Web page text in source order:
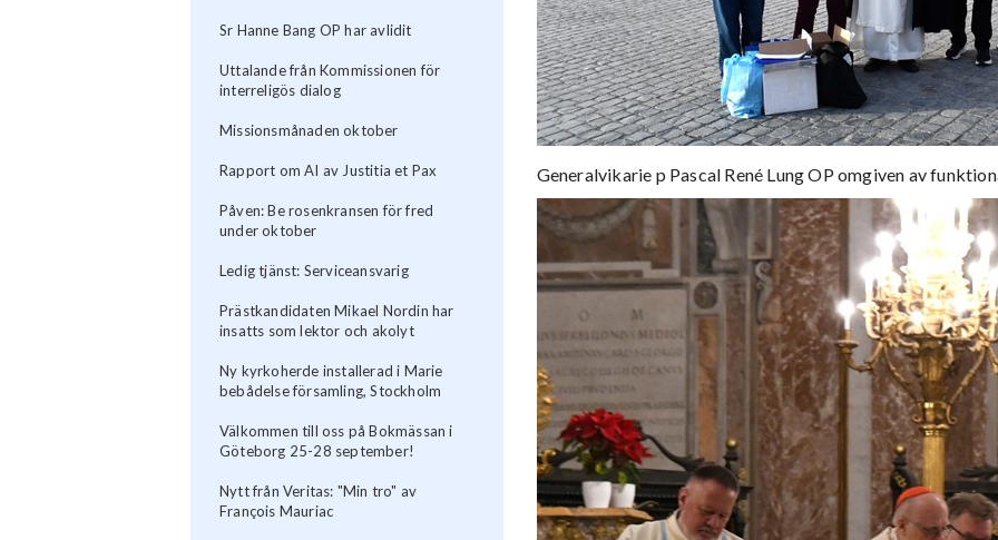
Sr Hanne Bang OP har avlidit
Uttalande från Kommissionen för
interreligös dialog
Missionsmånaden oktober
Rapport om AI av Justitia et Pax
Påven: Be rosenkransen för fred
under oktober
Ledig tjänst: Serviceansvarig
Prästkandidaten Mikael Nordin har
insatts som lektor och akolyt
Ny kyrkoherde installerad i Marie
bebådelse församling, Stockholm
Välkommen till oss på Bokmässan i
Göteborg 25-28 september!
Nytt från Veritas: "Min tro" av
François Mauriac
Generalvikarie p Pascal René Lung OP omgiven av